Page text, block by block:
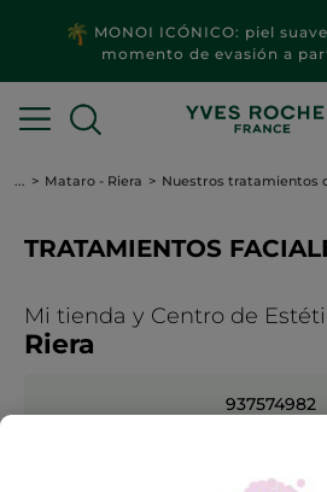
MONOI ICÓNICO: piel
momento de evasión a
... Mataro - Riera Nuestros tratamientos
TRATAMIENTOS
Mi tienda y Centro de
Riera
937574982